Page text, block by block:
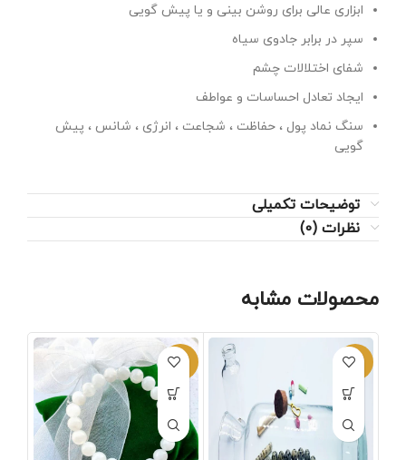
ابزاری عالی برای روشن بینی و یا پیش گویی
سپر در برابر جادوی سیاه
شفای اختلالات چشم
ایجاد تعادل احساسات و عواطف
سنگ نماد پول ، حفاظت ، شجاعت ، انرژی ، شانس ، پیش
گویی
توضیحات تکمیلی
نظرات (0)
محصولات مشابه
-1%
-3%